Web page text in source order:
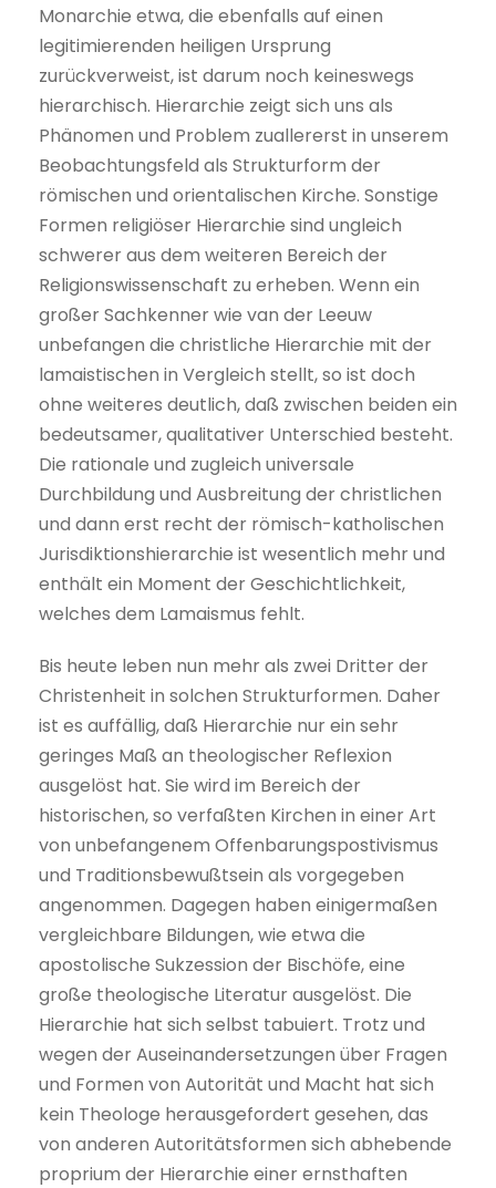
Monarchie etwa, die ebenfalls auf einen
legitimierenden heiligen Ursprung
zurückverweist, ist darum noch keineswegs
hierarchisch. Hierarchie zeigt sich uns als
Phänomen und Problem zuallererst in unserem
Beobachtungsfeld als Strukturform der
römischen und orientalischen Kirche. Sonstige
Formen religiöser Hierarchie sind ungleich
schwerer aus dem weiteren Bereich der
Religionswissenschaft zu erheben. Wenn ein
großer Sachkenner wie van der Leeuw
unbefangen die christliche Hierarchie mit der
lamaistischen in Vergleich stellt, so ist doch
ohne weiteres deutlich, daß zwischen beiden ein
bedeutsamer, qualitativer Unterschied besteht.
Die rationale und zugleich universale
Durchbildung und Ausbreitung der christlichen
und dann erst recht der römisch-katholischen
Jurisdiktionshierarchie ist wesentlich mehr und
enthält ein Moment der Geschichtlichkeit,
welches dem Lamaismus fehlt.
Bis heute leben nun mehr als zwei Dritter der
Christenheit in solchen Strukturformen. Daher
ist es auffällig, daß Hierarchie nur ein sehr
geringes Maß an theologischer Reflexion
ausgelöst hat. Sie wird im Bereich der
historischen, so verfaßten Kirchen in einer Art
von unbefangenem Offenbarungspostivismus
und Traditionsbewußtsein als vorgegeben
angenommen. Dagegen haben einigermaßen
vergleichbare Bildungen, wie etwa die
apostolische Sukzession der Bischöfe, eine
große theologische Literatur ausgelöst. Die
Hierarchie hat sich selbst tabuiert. Trotz und
wegen der Auseinandersetzungen über Fragen
und Formen von Autorität und Macht hat sich
kein Theologe herausgefordert gesehen, das
von anderen Autoritätsformen sich abhebende
proprium der Hierarchie einer ernsthaften